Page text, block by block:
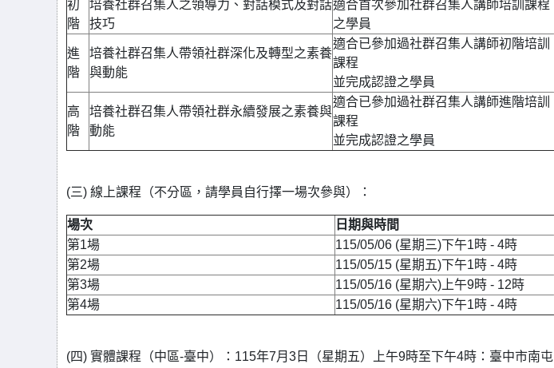
初
階
培養社群召集人之領導力、對話模式及對話
技巧
適合首次參加社群召集人講師培訓課程
之學員
進
階
培養社群召集人帶領社群深化及轉型之素養
與動能
適合已參加過社群召集人講師初階培訓
課程
並完成認證之學員
高
階
培養社群召集人帶領社群永續發展之素養與
動能
適合已參加過社群召集人講師進階培訓
課程
並完成認證之學員
(三) 線上課程（不分區，請學員自行擇一場次參與）：
場次
日期與時間
第1場
115/05/06 (星期三)下午1時 - 4時
第2場
115/05/15 (星期五)下午1時 - 4時
第3場
115/05/16 (星期六)上午9時 - 12時
第4場
115/05/16 (星期六)下午1時 - 4時
(四) 實體課程（中區-臺中）：115年7月3日（星期五）上午9時至下午4時：臺中市南屯